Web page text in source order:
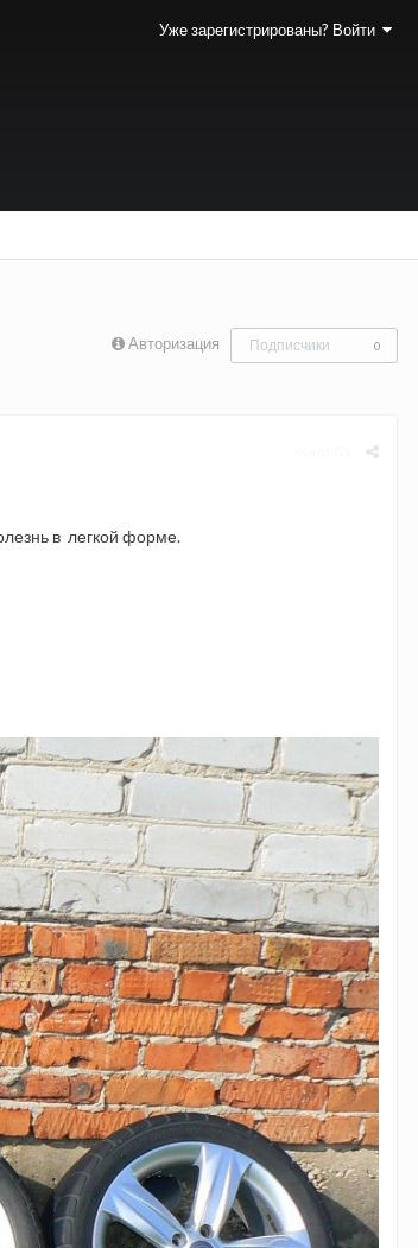
Уже зарегистрированы? Войти
Авторизация Подписчики 0
в легкой форме.